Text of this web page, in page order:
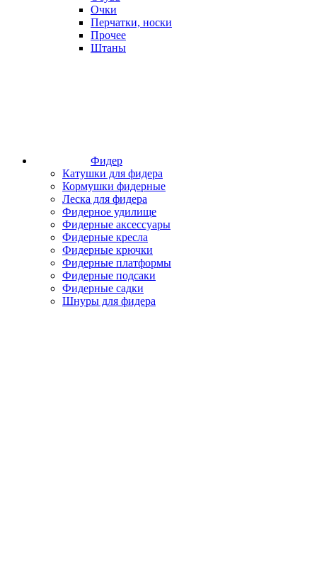
Очки
Перчатки, носки
Прочее
Штаны
Фидер
Катушки для фидера
Кормушки фидерные
Леска для фидера
Фидерное удилище
Фидерные аксессуары
Фидерные кресла
Фидерные крючки
Фидерные платформы
Фидерные подсаки
Фидерные садки
Шнуры для фидера